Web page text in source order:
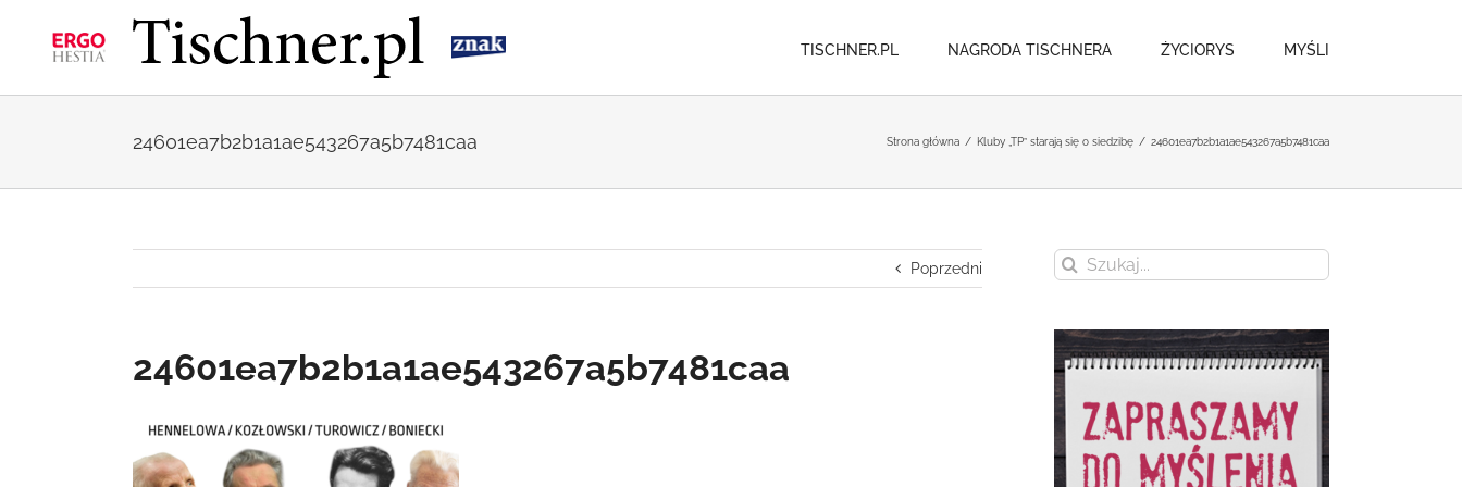
zawartości
TISCHNER.PL NAGRODA TISCHNERA ŻYCIORYS MYŚLI
24601ea7b2b1a1ae543267a5b7481caa Strona główna / Kluby „TP” starają się o siedzibę / 24601ea7b2b1a1ae543267a5b7481caa
Poprzedni
24601ea7b2b1a1ae543267a5b7481caa
Szukaj